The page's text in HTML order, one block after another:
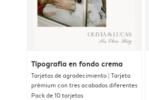
Tipografía en fondo crema
Tarjetas de agradecimiento | Tarjeta
prémium con tres acabados diferentes
Pack de 10 tarjetas